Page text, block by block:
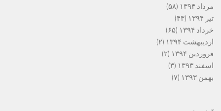
مرداد ۱۳۹۴
(۵۸)
تیر ۱۳۹۴
(۴۳)
خرداد ۱۳۹۴
(۶۵)
اردیبهشت ۱۳۹۴
(۲)
فروردین ۱۳۹۴
(۲)
اسفند ۱۳۹۳
(۳)
بهمن ۱۳۹۳
(۷)